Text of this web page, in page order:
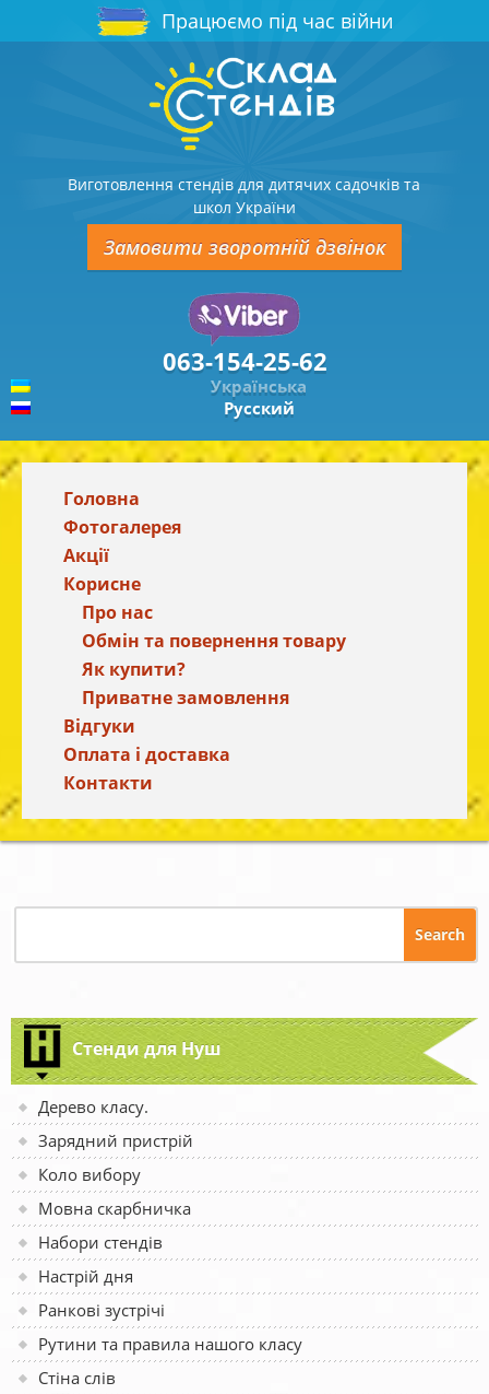
Працюємо під час війни
Виготовлення стендів для дитячих садочків та
школ України
Замовити зворотній дзвінок
063-154-25-62
Українська
Русский
Головна
Фотогалерея
Акції
Корисне
Про нас
Обмін та повернення товару
Як купити?
Приватне замовлення
Відгуки
Оплата і доставка
Контакти
Стенди для Нуш
Дерево класу.
Зарядний пристрій
Коло вибору
Мовна скарбничка
Набори стендів
Настрій дня
Ранкові зустрічі
Рутини та правила нашого класу
Стіна слів